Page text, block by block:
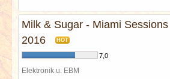
Milk & Sugar - Miami Sessions
2016
HOT
7,0
Elektronik u. EBM